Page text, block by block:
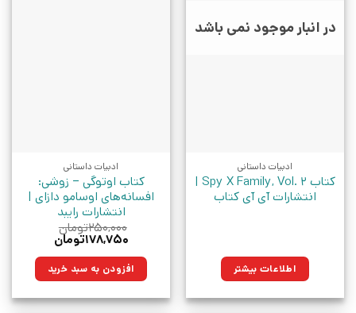
در انبار موجود نمی باشد
ادبیات داستانی
کتاب Spy X Family, Vol. 2 |
انتشارات آی آی کتاب
اطلاعات بیشتر
ادبیات داستانی
کتاب اوتوگی – زوشی:
افسانه‌های اوسامو دازای |
انتشارات رایبد
۲۵۰,۰۰۰تومان
قیمت
۲۵۰,۰۰۰تومان
بود.
۱۷۸,۷۵۰تومان
۱۷۸,۷۵۰تومان.افزودن به سبد خرید